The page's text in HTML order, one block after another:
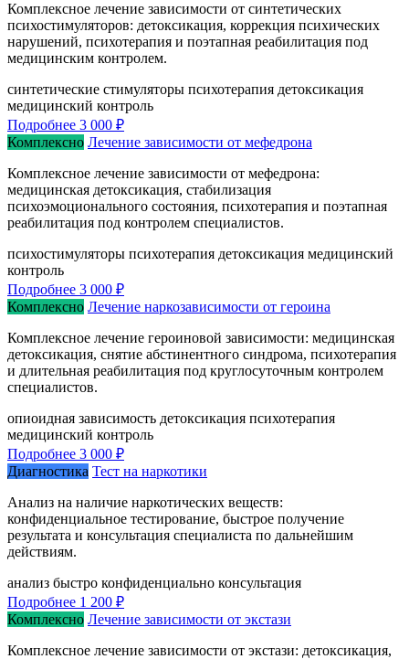
Комплексное лечение зависимости от синтетических
психостимуляторов: детоксикация, коррекция психических
нарушений, психотерапия и поэтапная реабилитация под
медицинским контролем.
синтетические стимуляторы психотерапия детоксикация
медицинский контроль
Подробнее 3 000 ₽
Комплексно Лечение зависимости от мефедрона
Комплексное лечение зависимости от мефедрона:
медицинская детоксикация, стабилизация
психоэмоционального состояния, психотерапия и поэтапная
реабилитация под контролем специалистов.
психостимуляторы психотерапия детоксикация медицинский
контроль
Подробнее 3 000 ₽
Комплексно Лечение наркозависимости от героина
Комплексное лечение героиновой зависимости: медицинская
детоксикация, снятие абстинентного синдрома, психотерапия
и длительная реабилитация под круглосуточным контролем
специалистов.
опиоидная зависимость детоксикация психотерапия
медицинский контроль
Подробнее 3 000 ₽
Диагностика Тест на наркотики
Анализ на наличие наркотических веществ:
конфиденциальное тестирование, быстрое получение
результата и консультация специалиста по дальнейшим
действиям.
анализ быстро конфиденциально консультация
Подробнее 1 200 ₽
Комплексно Лечение зависимости от экстази
Комплексное лечение зависимости от экстази: детоксикация,